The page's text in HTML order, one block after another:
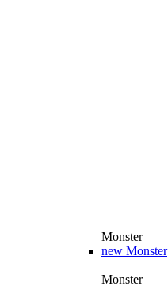
Monster
new Monster
Monster